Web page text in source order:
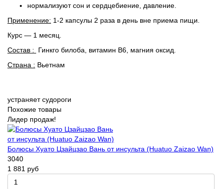
нормализуют сон и сердцебиение, давление.
Применение: 1-2 капсулы 2 раза в день вне приема пищи.
Курс — 1 месяц.
Состав :
Гинкго билоба, витамин В6, магния оксид.
Страна : Вьетнам
устраняет судороги
Похожие товары
Лидер продаж!
Болюсы Хуато Цзайцзао Вань от инсульта (Huatuo Zaizao Wan)
3040
1 881 руб